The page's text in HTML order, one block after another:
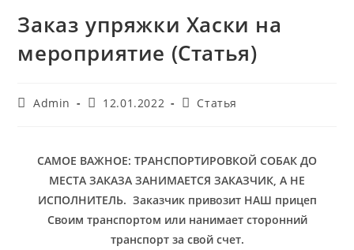
Заказ упряжки Хаски на
мероприятие (Статья)
Admin 12.01.2022 Статья
САМОЕ ВАЖНОЕ: ТРАНСПОРТИРОВКОЙ СОБАК ДО
МЕСТА ЗАКАЗА ЗАНИМАЕТСЯ ЗАКАЗЧИК, А НЕ
ИСПОЛНИТЕЛЬ. Заказчик привозит НАШ прицеп
Своим транспортом или нанимает сторонний
транспорт за свой счет.